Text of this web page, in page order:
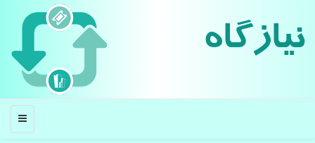
نیازگاه
منو